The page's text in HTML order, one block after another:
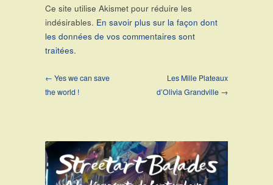
Ce site utilise Akismet pour réduire les
indésirables. En savoir plus sur la façon dont
les données de vos commentaires sont
traitées.
← Yes we can save
the world !
Les Mille Plateaux
d’Olivia Grandville →